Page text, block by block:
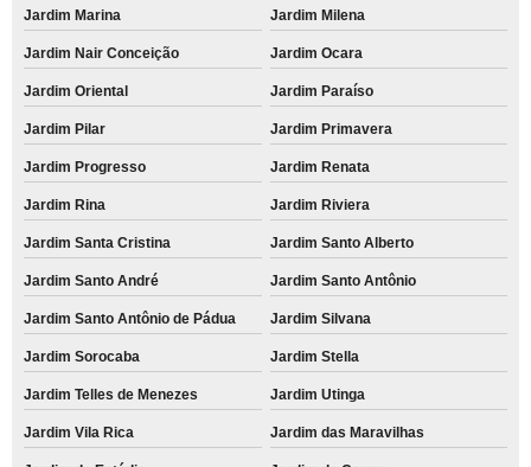
Jardim Marina Jardim Milena
Jardim Nair Conceição Jardim Ocara
Jardim Oriental Jardim Paraíso
Jardim Pilar Jardim Primavera
Jardim Progresso Jardim Renata
Jardim Rina Jardim Riviera
Jardim Santa Cristina Jardim Santo Alberto
Jardim Santo André Jardim Santo Antônio
Jardim Santo Antônio de Pádua Jardim Silvana
Jardim Sorocaba Jardim Stella
Jardim Telles de Menezes Jardim Utinga
Jardim Vila Rica Jardim das Maravilhas